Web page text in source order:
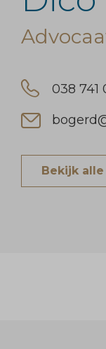
038 741
Bekijk